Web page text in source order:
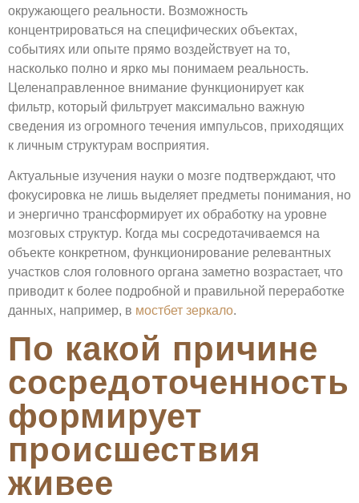
окружающего реальности. Возможность
концентрироваться на специфических объектах,
событиях или опыте прямо воздействует на то,
насколько полно и ярко мы понимаем реальность.
Целенаправленное внимание функционирует как
фильтр, который фильтрует максимально важную
сведения из огромного течения импульсов, приходящих
к личным структурам восприятия.
Актуальные изучения науки о мозге подтверждают, что
фокусировка не лишь выделяет предметы понимания, но
и энергично трансформирует их обработку на уровне
мозговых структур. Когда мы сосредотачиваемся на
объекте конкретном, функционирование релевантных
участков слоя головного органа заметно возрастает, что
приводит к более подробной и правильной переработке
данных, например, в мостбет зеркало.
По какой причине
сосредоточенность
формирует
происшествия
живее